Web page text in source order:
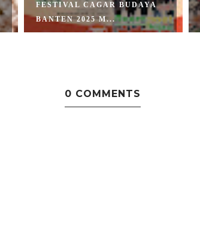
DAFTAR HARI-HARI
PENTING DI BULAN N...
0 COMMENTS